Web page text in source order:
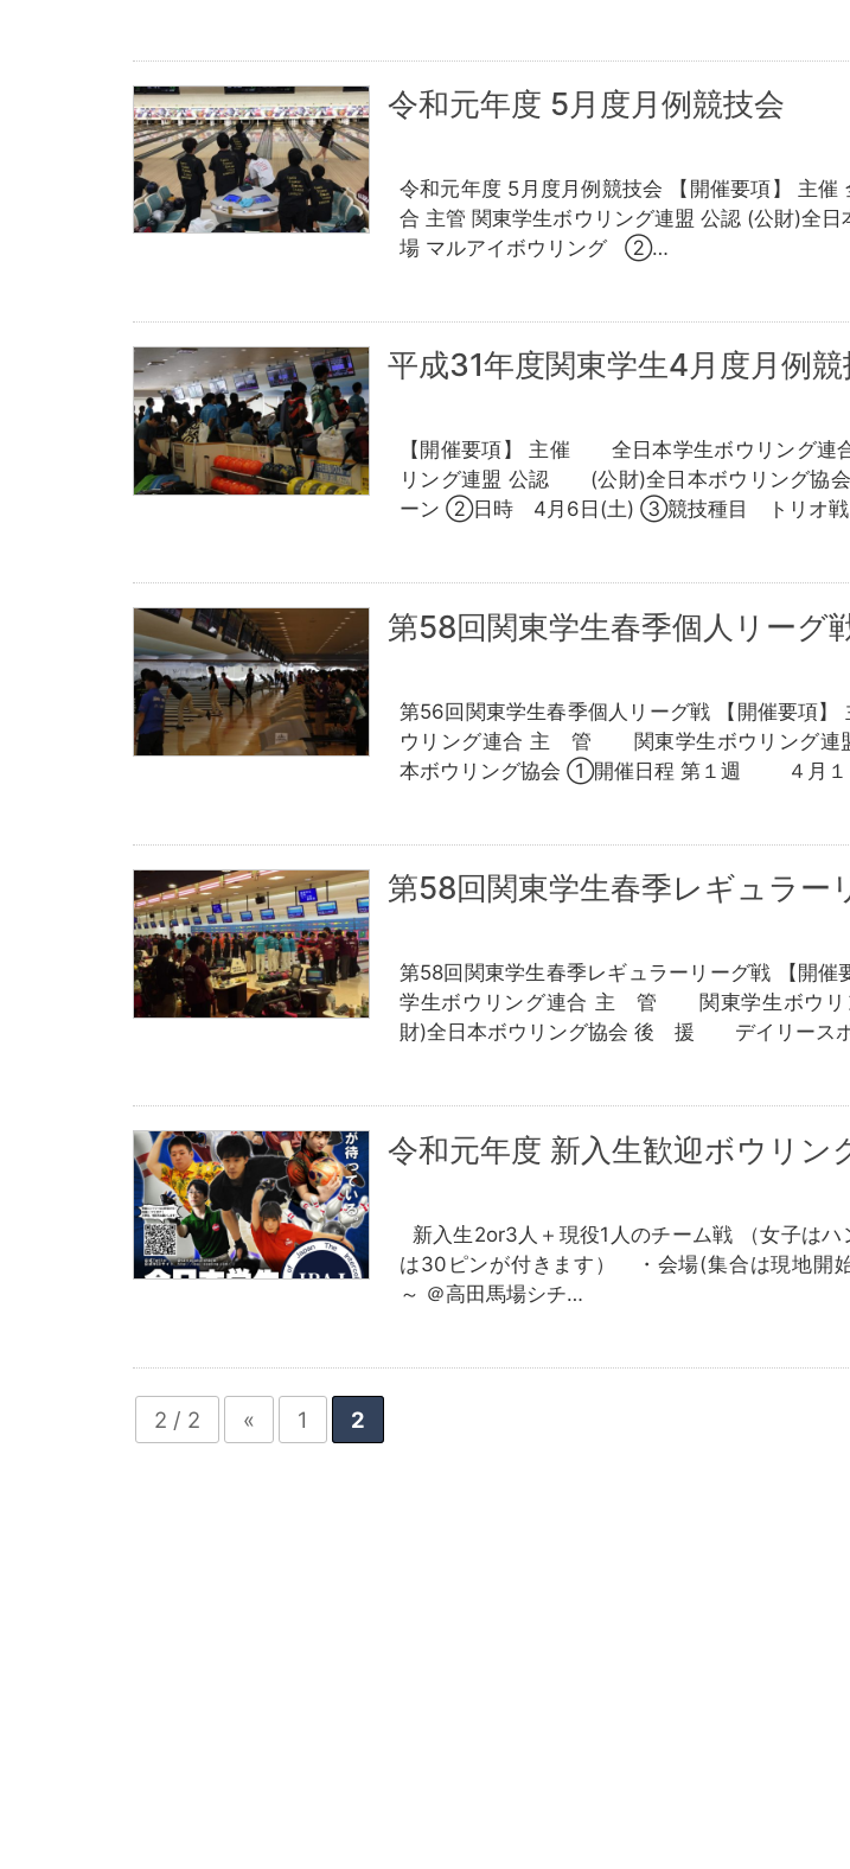
令和元年度 5月度月例競技会
令和元年度 5月度月例競技会 【開催要項】 主催
合 主管 関東学生ボウリング連盟 公認 (公財)全
場 マルアイボウリング ②…
平成31年度関東学生4月度月例競
【開催要項】 主催 全日本学生ボウリング
リング連盟 公認 (公財)全日本ボウリング協
ーン ②日時 4月6日(土) ③競技種目 トリオ戦
第58回関東学生春季個人リーグ
第56回関東学生春季個人リーグ戦 【開催要
ウリング連合 主 管 関東学生ボウリング
本ボウリング協会 ①開催日程 第１週 ４月
第58回関東学生春季レギュラー
第58回関東学生春季レギュラーリーグ戦 【
学生ボウリング連合 主 管 関東学生ボ
財)全日本ボウリング協会 後 援 デイリース
令和元年度 新入生歓迎ボウリン
新入生2or3人＋現役1人のチーム戦 （女子はハ
は30ピンが付きます） ・会場(集合は現地開
～ ＠高田馬場シチ…
2 / 2 « 1 2